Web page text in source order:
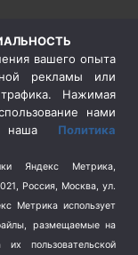
вашего опыта
рекламы или
Нажимая
нами
наша Политика
Яндекс Метрика,
Россия, Москва, ул.
Метрика использует
размещаемые на
пользовательской